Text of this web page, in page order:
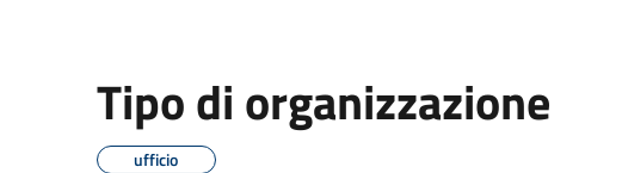
Tipo di organizzazione
ufficio